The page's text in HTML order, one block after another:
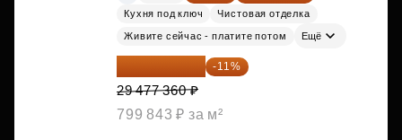
Кухня под ключ
Чистовая отделка
Живите сейчас - платите потом Ещё
26 234 850 ₽ -11%
29 477 360 ₽
799 843 ₽ за м²